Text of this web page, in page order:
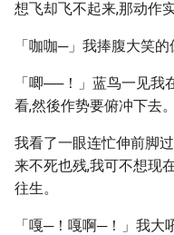
想飞却飞不起来,那动作
「咖咖─」我捧腹大笑
「唧──！」蓝鸟一见我
看,然後作势要俯冲下去。
我看了一眼连忙伸前脚
来不死也残,我可不想现
往生。
「嘎─！嘎啊─！」我大